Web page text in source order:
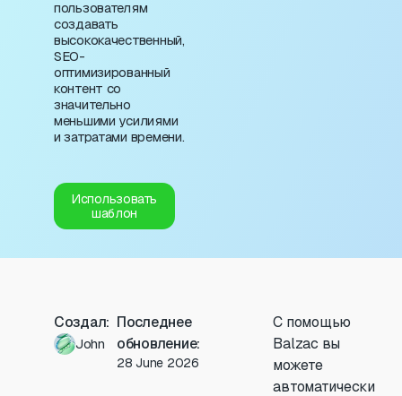
пользователям
создавать
высококачественный,
SEO-
оптимизированный
контент со
значительно
меньшими усилиями
и затратами времени.
Использовать
шаблон
Создал:
John
Последнее
обновление:
28 June 2026
С помощью
Balzac вы
можете
автоматически